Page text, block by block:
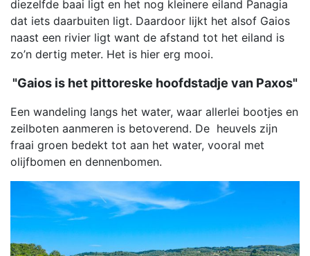
diezelfde baai ligt en het nog kleinere eiland Panagia
dat iets daarbuiten ligt. Daardoor lijkt het alsof Gaios
naast een rivier ligt want de afstand tot het eiland is
zo’n dertig meter. Het is hier erg mooi.
"Gaios is het pittoreske hoofdstadje van Paxos"
Een wandeling langs het water, waar allerlei bootjes en
zeilboten aanmeren is betoverend. De heuvels zijn
fraai groen bedekt tot aan het water, vooral met
olijfbomen en dennenbomen.